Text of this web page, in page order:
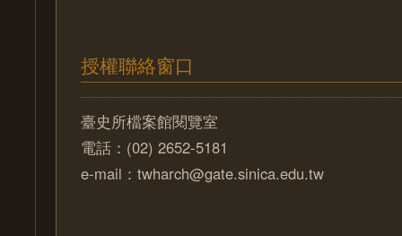
授權聯絡窗口
臺史所檔案館閱覽室
電話：(02) 2652-5181
e-mail：twharch@gate.sinica.edu.tw